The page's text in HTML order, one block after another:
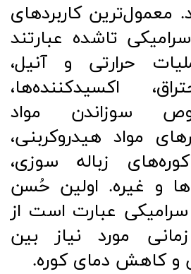
معمول‌ترین کاربردهای
تاشده عبارتند
حرارتی و آنیل،
اکسیدکننده‌ها،
سوزاندن مواد
مواد هیدروکربنی،
زباله سوزی،
و غیره. اولین حُسن
سرامیکی عبارت است از
مورد نیاز بین
و کاهش دمای کوره.